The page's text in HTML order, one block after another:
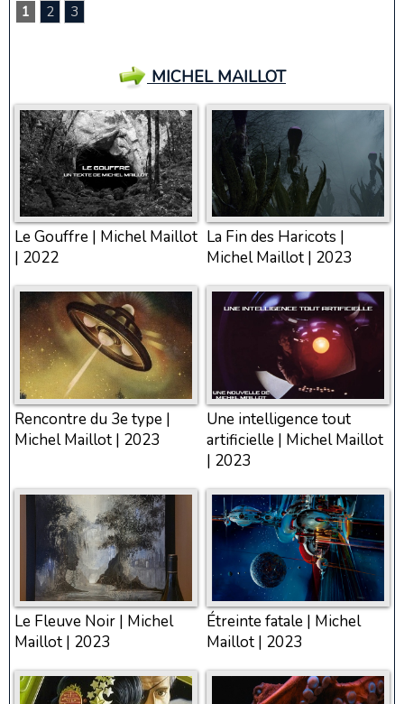
1 2 3
MICHEL MAILLOT
Le Gouffre | Michel Maillot
| 2022
La Fin des Haricots |
Michel Maillot | 2023
Rencontre du 3e type |
Michel Maillot | 2023
Une intelligence tout
artificielle | Michel Maillot
| 2023
Le Fleuve Noir | Michel
Maillot | 2023
Étreinte fatale | Michel
Maillot | 2023